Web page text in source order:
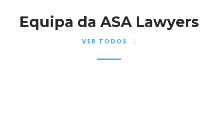
Equipa da ASA Lawyers
VER TODOS